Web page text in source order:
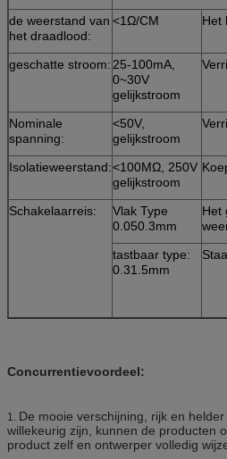
de weerstand van
het draadlood:
<1Ω/CM Het
geschatte stroom: 25-100mA,
0~30V
gelijkstroom
Nominale
spanning:
<50V,
gelijkstroom
Isolatieweerstand:<100MΩ, 250V
gelijkstroom
Schakelaarreis:
Vlak Type
0.050.3mm
Het
tastbaar type:
0.31.5mm
Concurrentievoordeel:
1. De mooie verschijning, rijk en
willekeurig zijn, kunnen de producten
product zelf en ontwerper volledig